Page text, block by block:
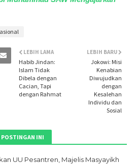
LEBIH BARU
Jokowi: Misi
Kenabian
Diwujudkan
dengan
Kesalehan
Individu dan
Sosial
LEBIH LAMA
Habib Jindan:
Islam Tidak
Dibela dengan
Cacian, Tapi
dengan Rahmat
POSTINGAN INI
UU Pesantren, Majelis Masyayikh